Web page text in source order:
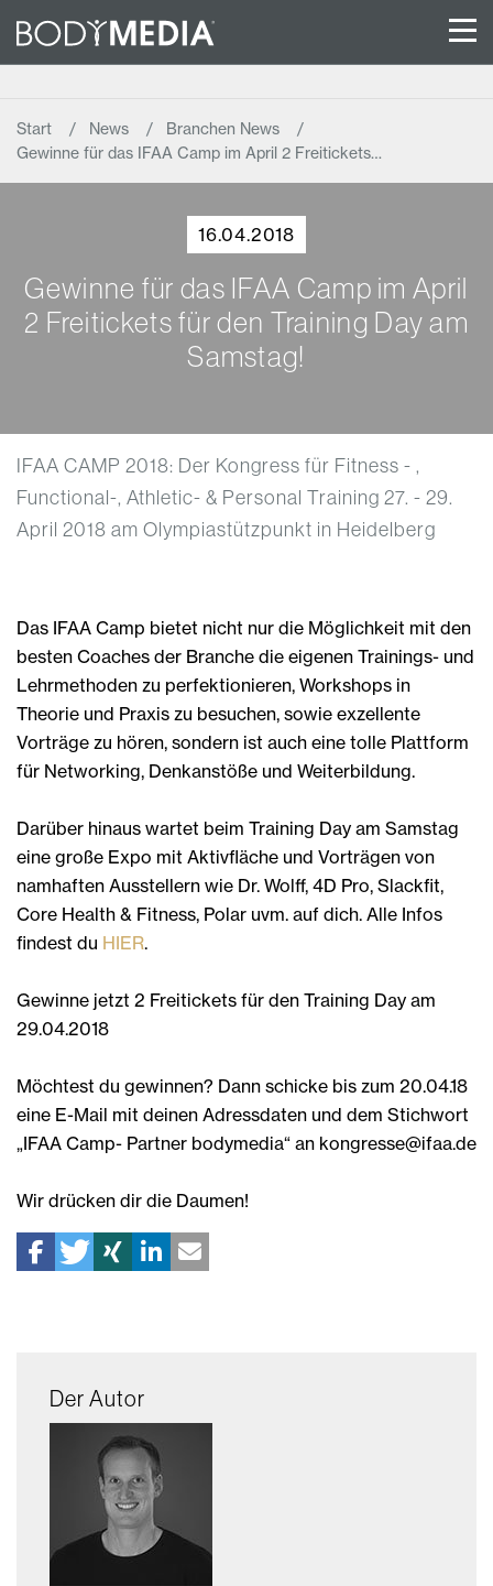
Start News
Branchen News
Gewinne für das IFAA Camp im April 2 Freitickets…
16.04.2018
Gewinne für das IFAA Camp im April
2 Freitickets für den Training Day am
Samstag!
IFAA CAMP 2018: Der Kongress für Fitness - ,
Functional-, Athletic- & Personal Training 27. - 29.
April 2018 am Olympiastützpunkt in Heidelberg
Das IFAA Camp bietet nicht nur die Möglichkeit mit den
besten Coaches der Branche die eigenen Trainings- und
Lehrmethoden zu perfektionieren, Workshops in
Theorie und Praxis zu besuchen, sowie exzellente
Vorträge zu hören, sondern ist auch eine tolle Plattform
für Networking, Denkanstöße und Weiterbildung.
Darüber hinaus wartet beim Training Day am Samstag
eine große Expo mit Aktivfläche und Vorträgen von
namhaften Ausstellern wie Dr. Wolff, 4D Pro, Slackfit,
Core Health & Fitness, Polar uvm. auf dich. Alle Infos
findest du HIER.
Gewinne jetzt 2 Freitickets für den Training Day am
29.04.2018
Möchtest du gewinnen? Dann schicke bis zum 20.04.18
eine E-Mail mit deinen Adressdaten und dem Stichwort
„IFAA Camp- Partner bodymedia“ an kongresse@ifaa.de
Wir drücken dir die Daumen!
Der Autor